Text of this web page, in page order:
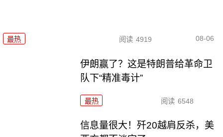
最热 阅读 4919 08-06
伊朗赢了？这是特朗普给革命卫
队下“精准毒计”
最热 阅读 6548
信息量很大！歼20越肩反杀，美